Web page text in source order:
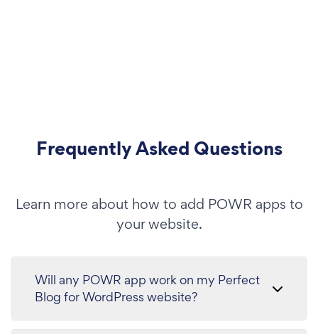
Frequently Asked Questions
Learn more about how to add POWR apps to
your website.
Will any POWR app work on my Perfect
Blog for WordPress website?